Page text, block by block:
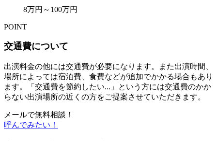
8万円～100万円
POINT
交通費について
出演料金の他には交通費が必要になります。また出演時間、
場所によっては宿泊費、食費などが追加でかかる場合もあり
ます。「交通費を節約したい...」という方には交通費のかか
らない出演場所の近くの方をご提案させていただきます。
メールで無料相談！
呼んでみたい！